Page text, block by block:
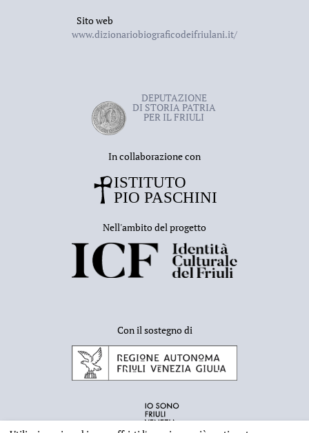
Sito web
www.dizionariobiograficodeifriulani.it/
DEPUTAZIONE
DI STORIA PATRIA
PER IL FRIULI
In collaborazione con
Nell'ambito del progetto
Con il sostegno di